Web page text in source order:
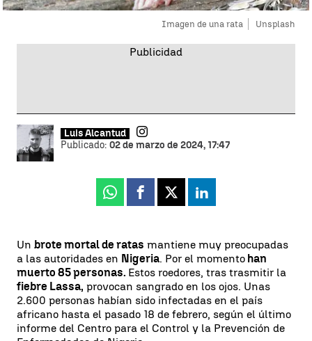
Imagen de una rata Unsplash
Luis Alcantud
Publicado: 02 de marzo de 2024, 17:47
Whatsapp
Facebook
X Linkedin
Un brote mortal de ratas mantiene muy preocupadas
a las autoridades en Nigeria. Por el momento han
muerto 85 personas. Estos roedores, tras trasmitir la
fiebre Lassa, provocan sangrado en los ojos. Unas
2.600 personas habían sido infectadas en el país
africano hasta el pasado 18 de febrero, según el último
informe del Centro para el Control y la Prevención de